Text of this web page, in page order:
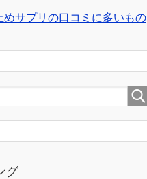
めサプリの口コミに多いもの
グ